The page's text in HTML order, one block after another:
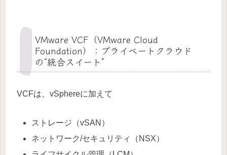
VMware VCF（VMware Cloud
Foundation）：プライベートクラウド
の“統合スイート”
VCFは、vSphereに加えて
ストレージ（vSAN）
ネットワーク/セキュリティ（NSX）